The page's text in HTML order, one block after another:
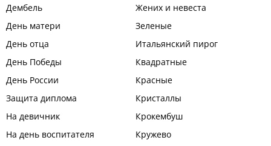
Дембель
День матери
День отца
День Победы
День России
Защита диплома
На девичник
На день воспитателя
Жених и невеста
Зеленые
Итальянский пирог
Квадратные
Красные
Кристаллы
Крокембуш
Кружево